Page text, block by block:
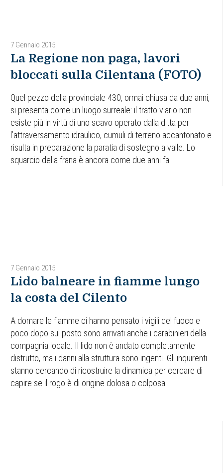
7 Gennaio 2015
La Regione non paga, lavori
bloccati sulla Cilentana (FOTO)
Quel pezzo della provinciale 430, ormai chiusa da due anni,
si presenta come un luogo surreale: il tratto viario non
esiste più in virtù di uno scavo operato dalla ditta per
l’attraversamento idraulico, cumuli di terreno accantonato e
risulta in preparazione la paratia di sostegno a valle. Lo
squarcio della frana è ancora come due anni fa
7 Gennaio 2015
Lido balneare in fiamme lungo
la costa del Cilento
A domare le fiamme ci hanno pensato i vigili del fuoco e
poco dopo sul posto sono arrivati anche i carabinieri della
compagnia locale. Il lido non è andato completamente
distrutto, ma i danni alla struttura sono ingenti. Gli inquirenti
stanno cercando di ricostruire la dinamica per cercare di
capire se il rogo è di origine dolosa o colposa